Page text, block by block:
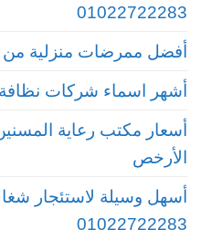
01022722283
أفضل ممرضات منزلية من
أشهر اسماء شركات نظافة
الأرخص
أسهل وسيلة لاستئجار
01022722283